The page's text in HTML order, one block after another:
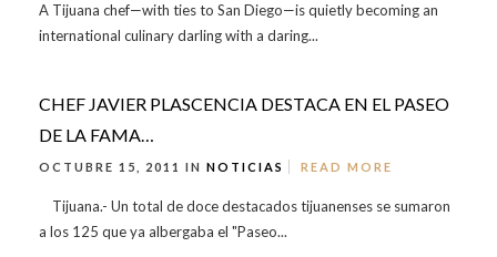
A Tijuana chef—with ties to San Diego—is quietly becoming an
international culinary darling with a daring...
CHEF JAVIER PLASCENCIA DESTACA EN EL PASEO
DE LA FAMA…
OCTUBRE 15, 2011 IN NOTICIAS READ MORE
Tijuana.- Un total de doce destacados tijuanenses se sumaron
a los 125 que ya albergaba el "Paseo...